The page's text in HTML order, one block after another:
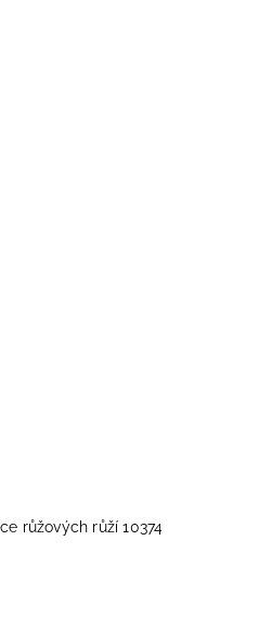
růžových růží 10374